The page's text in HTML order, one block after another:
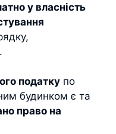
у власність
податку по
будинком є та
право на